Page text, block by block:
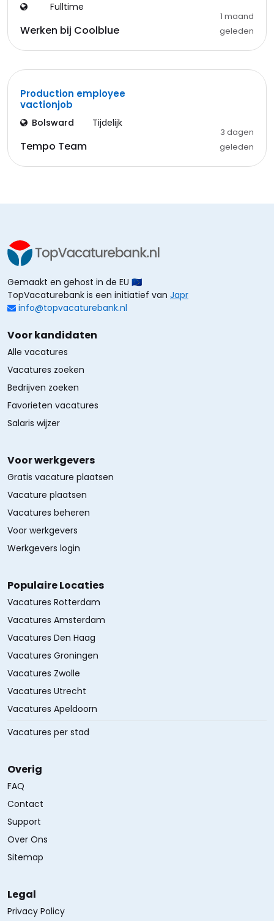
Fulltime
Werken bij Coolblue
1 maand
geleden
Production employee
vactionjob
Bolsward Tijdelijk
Tempo Team
3 dagen
geleden
Gemaakt en gehost in de EU 🇪🇺
TopVacaturebank is een initiatief van Japr
info@topvacaturebank.nl
Voor kandidaten
Alle vacatures
Vacatures zoeken
Bedrijven zoeken
Favorieten vacatures
Salaris wijzer
Voor werkgevers
Gratis vacature plaatsen
Vacature plaatsen
Vacatures beheren
Voor werkgevers
Werkgevers login
Populaire Locaties
Vacatures Rotterdam
Vacatures Amsterdam
Vacatures Den Haag
Vacatures Groningen
Vacatures Zwolle
Vacatures Utrecht
Vacatures Apeldoorn
Vacatures per stad
Overig
FAQ
Contact
Support
Over Ons
Sitemap
Legal
Privacy Policy